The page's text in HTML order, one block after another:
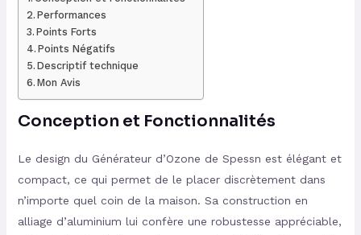
Performances
Points Forts
Points Négatifs
Descriptif technique
Mon Avis
Conception et Fonctionnalités
Le design du Générateur d’Ozone de Spessn est élégant et
compact, ce qui permet de le placer discrètement dans
n’importe quel coin de la maison. Sa construction en
alliage d’aluminium lui confère une robustesse appréciable,